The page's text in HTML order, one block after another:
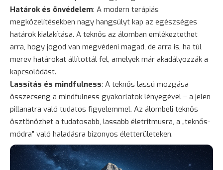
Határok és önvédelem: A modern terápiás
megközelítésekben nagy hangsúlyt kap az egészséges
határok kialakítása. A teknős az álomban emlékeztethet
arra, hogy jogod van megvédeni magad, de arra is, ha túl
merev határokat állítottál fel, amelyek már akadályozzák a
kapcsolódást.
Lassítás és mindfulness: A teknős lassú mozgása
összecseng a mindfulness gyakorlatok lényegével – a jelen
pillanatra való tudatos figyelemmel. Az álombeli teknős
ösztönözhet a tudatosabb, lassabb életritmusra, a „teknős-
módra” való haladásra bizonyos életterületeken.